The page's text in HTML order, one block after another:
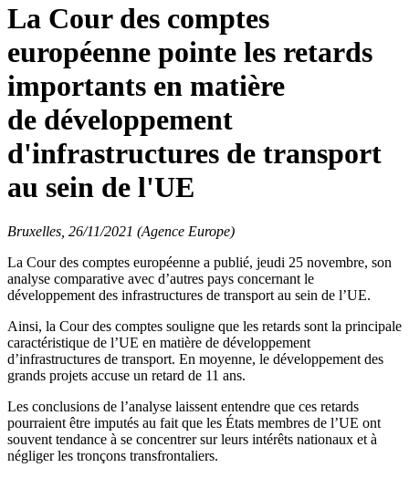
La Cour des comptes
européenne pointe les retards
importants en matière
de développement
d'infrastructures de transport
au sein de l'UE
Bruxelles, 26/11/2021 (Agence Europe)
La Cour des comptes européenne a publié, jeudi 25 novembre, son
analyse comparative avec d’autres pays concernant le
développement des infrastructures de transport au sein de l’UE.
Ainsi, la Cour des comptes souligne que les retards sont la principale
caractéristique de l’UE en matière de développement
d’infrastructures de transport. En moyenne, le développement des
grands projets accuse un retard de 11 ans.
Les conclusions de l’analyse laissent entendre que ces retards
pourraient être imputés au fait que les États membres de l’UE ont
souvent tendance à se concentrer sur leurs intérêts nationaux et à
négliger les tronçons transfrontaliers.